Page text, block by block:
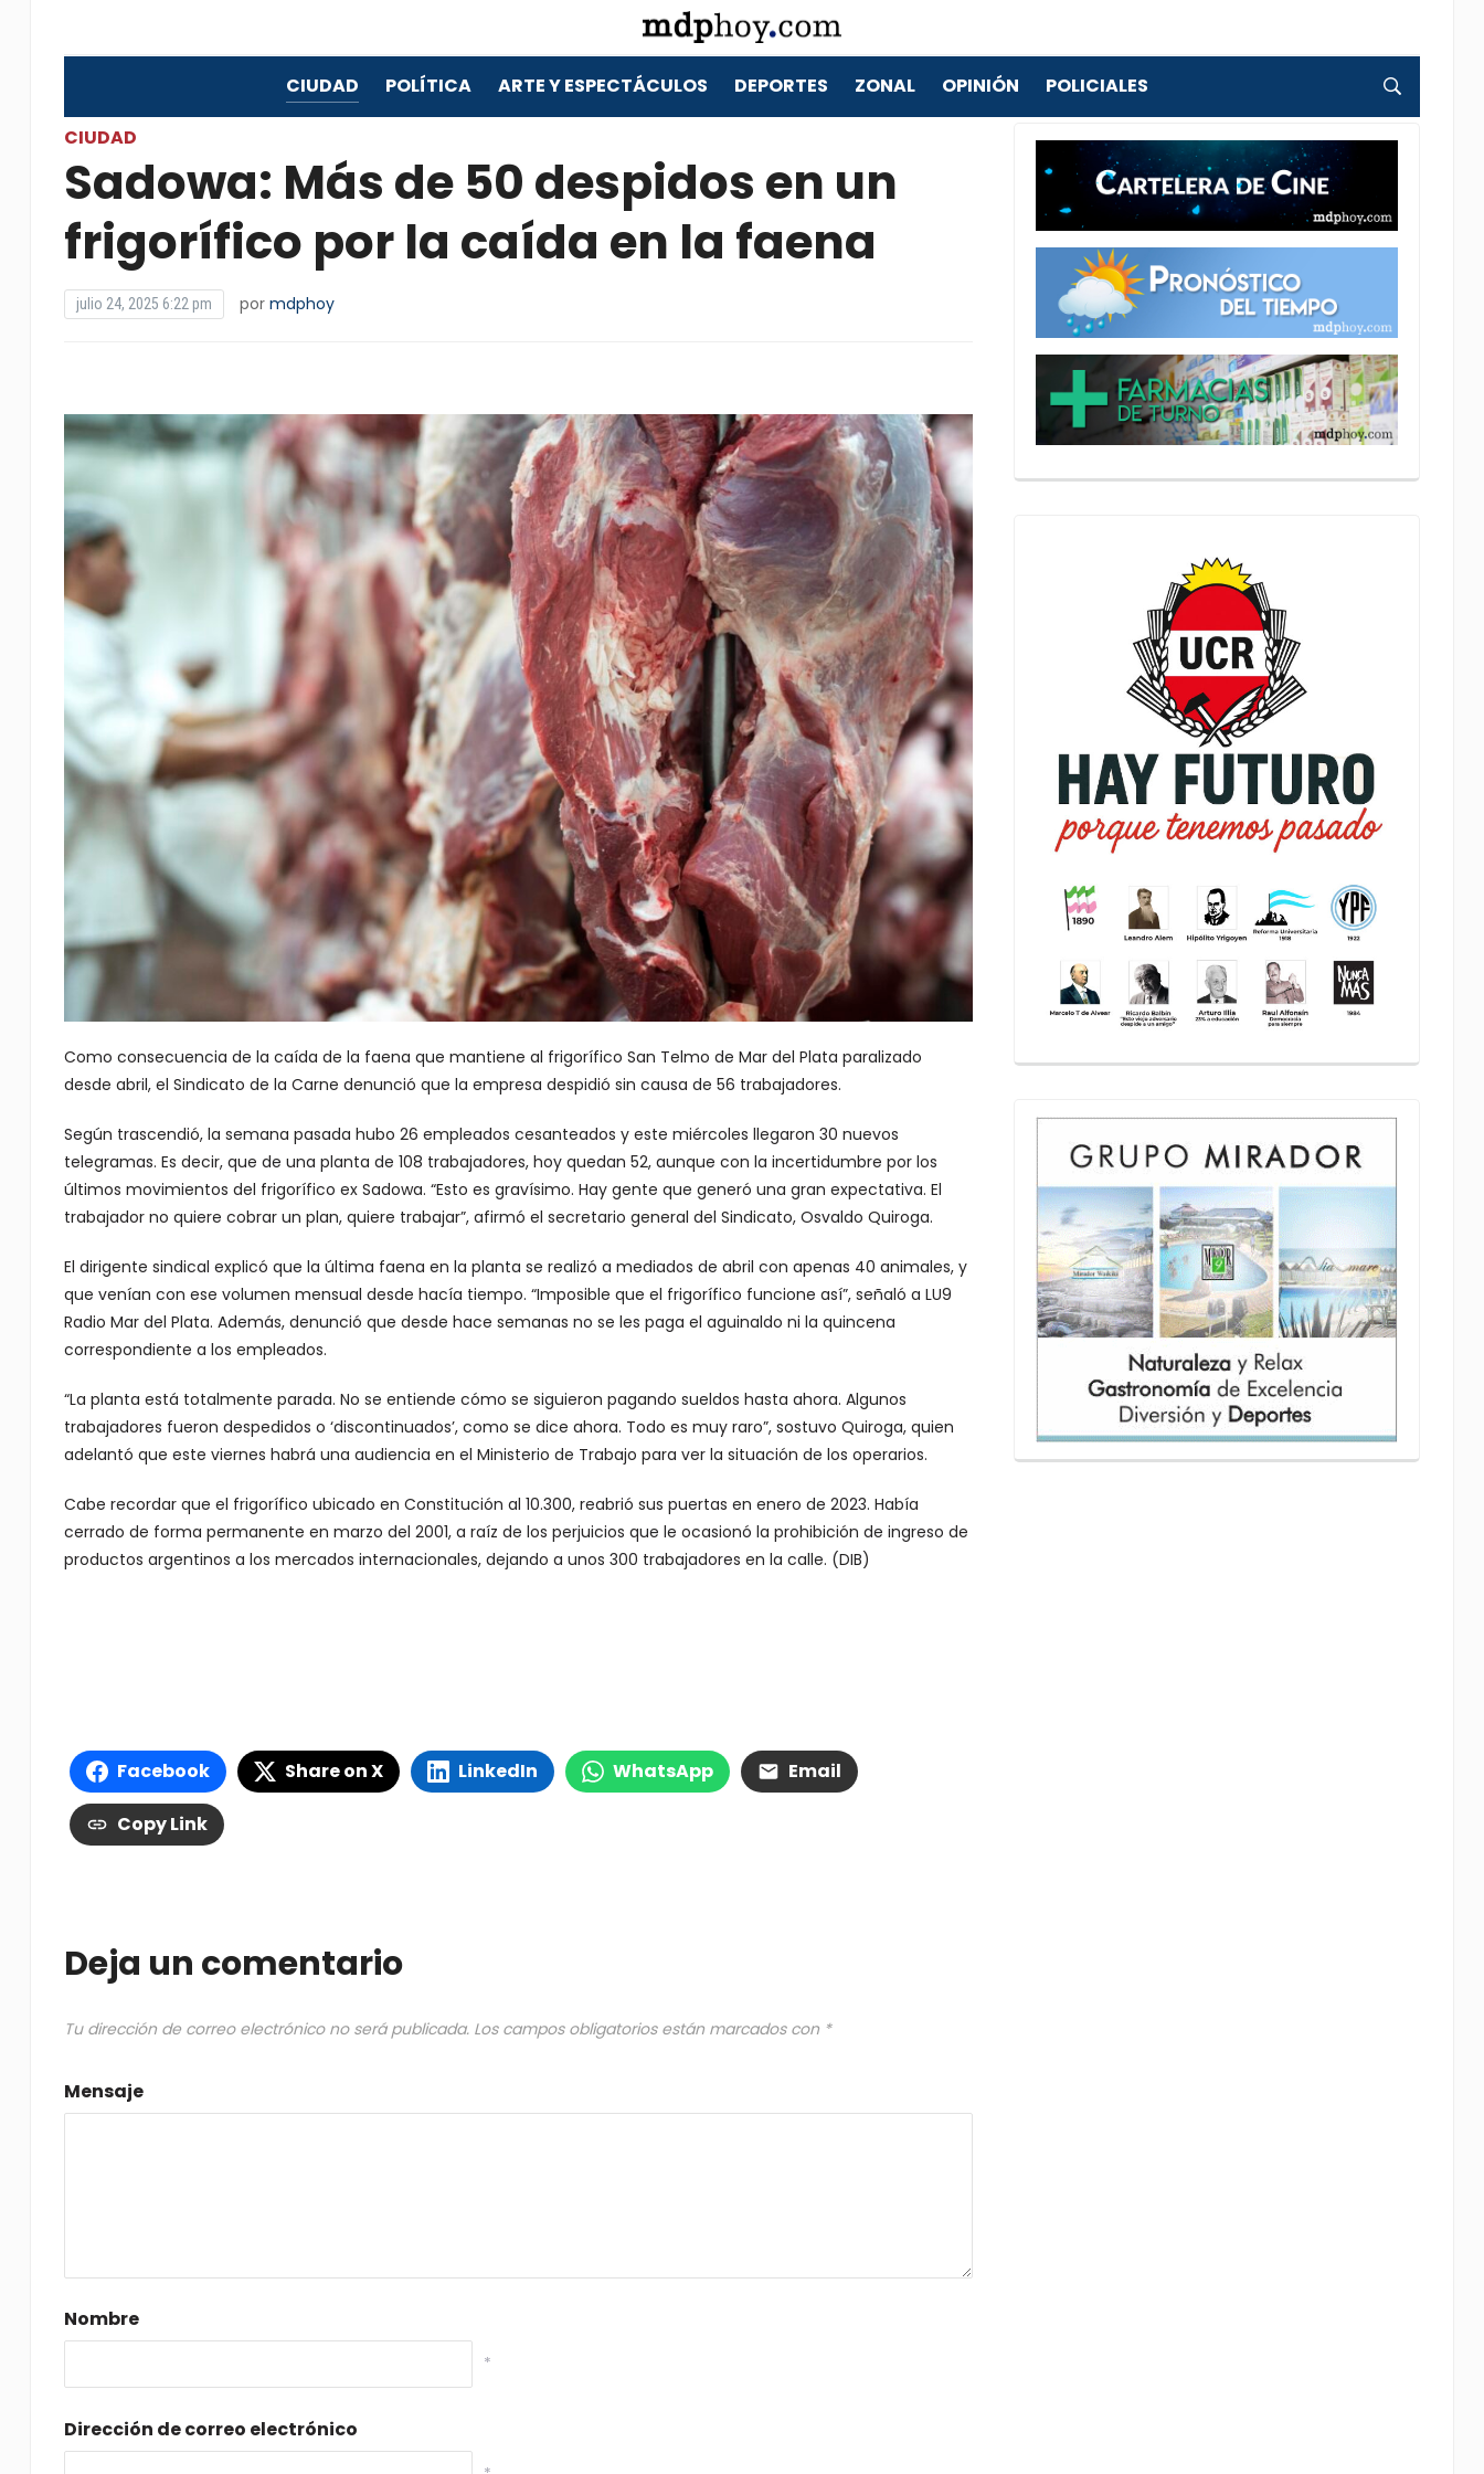
CIUDAD POLÍTICA ARTE Y ESPECTÁCULOS DEPORTES ZONAL OPINIÓN POLICIALES
CIUDAD
Sadowa: Más de 50 despidos en un
frigorífico por la caída en la faena
julio 24, 2025 6:22 pm por mdphoy
Como consecuencia de la caída de la faena que mantiene al frigorífico San Telmo de Mar del Plata paralizado
desde abril, el Sindicato de la Carne denunció que la empresa despidió sin causa de 56 trabajadores.
Según trascendió, la semana pasada hubo 26 empleados cesanteados y este miércoles llegaron 30 nuevos
telegramas. Es decir, que de una planta de 108 trabajadores, hoy quedan 52, aunque con la incertidumbre por los
últimos movimientos del frigorífico ex Sadowa. “Esto es gravísimo. Hay gente que generó una gran expectativa. El
trabajador no quiere cobrar un plan, quiere trabajar”, afirmó el secretario general del Sindicato, Osvaldo Quiroga.
El dirigente sindical explicó que la última faena en la planta se realizó a mediados de abril con apenas 40 animales, y
que venían con ese volumen mensual desde hacía tiempo. “Imposible que el frigorífico funcione así”, señaló a LU9
Radio Mar del Plata. Además, denunció que desde hace semanas no se les paga el aguinaldo ni la quincena
correspondiente a los empleados.
“La planta está totalmente parada. No se entiende cómo se siguieron pagando sueldos hasta ahora. Algunos
trabajadores fueron despedidos o ‘discontinuados’, como se dice ahora. Todo es muy raro”, sostuvo Quiroga, quien
adelantó que este viernes habrá una audiencia en el Ministerio de Trabajo para ver la situación de los operarios.
Cabe recordar que el frigorífico ubicado en Constitución al 10.300, reabrió sus puertas en enero de 2023. Había
cerrado de forma permanente en marzo del 2001, a raíz de los perjuicios que le ocasionó la prohibición de ingreso de
productos argentinos a los mercados internacionales, dejando a unos 300 trabajadores en la calle. (DIB)
Facebook Share on X LinkedIn WhatsApp Email
Copy Link
Deja un comentario
Tu dirección de correo electrónico no será publicada. Los campos obligatorios están marcados con *
Mensaje
Nombre
*
Dirección de correo electrónico